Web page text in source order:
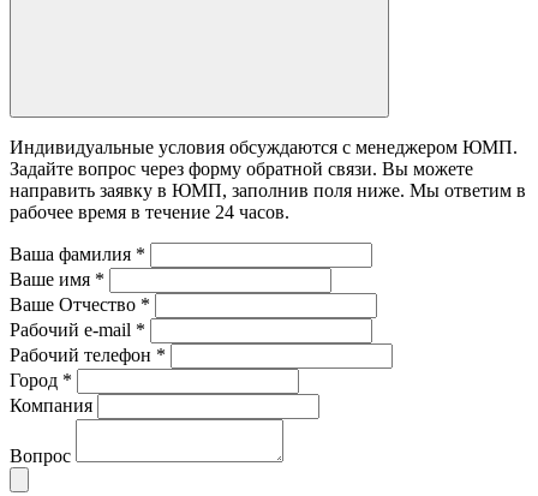
Индивидуальные условия обсуждаются с менеджером ЮМП.
Задайте вопрос через форму обратной связи. Вы можете
направить заявку в ЮМП, заполнив поля ниже. Mы ответим в
рабочее время в течение 24 часов.
Ваша фамилия *
Ваше имя *
Ваше Отчество *
Рабочий e-mail *
Рабочий телефон *
Город *
Компания
Вопрос